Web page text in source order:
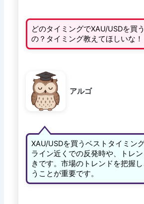
どのタイミングでXAU/USDを買
の？タイミング教えてほしいな！
アルゴ
XAU/USDを買うベストタイミン
ライン近くでの反発時や、トレ
きです。市場のトレンドを把握
うことが重要です。